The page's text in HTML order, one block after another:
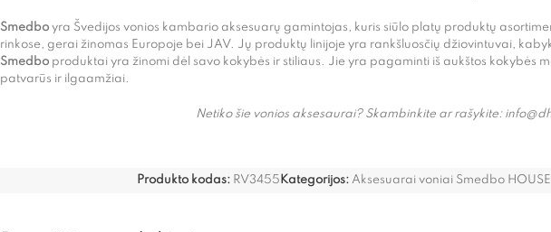
Smedbo yra Švedijos vonios kambario aksesuarų gamintojas, kuris siūlo platų produktų
rinkose, gerai žinomas Europoje bei JAV. Jų produktų linijoje yra rankšluosčių džiovintuvai,
Smedbo produktai yra žinomi dėl savo kokybės ir stiliaus. Jie yra pagaminti iš aukštos kokybės
patvarūs ir ilgaamžiai.
Netiko šie vonios aksesaurai? Skambinkite ar rašykite:
Produkto kodas: RV3455 Kategorijos: Aksesuarai voniai Smedbo HOUSE